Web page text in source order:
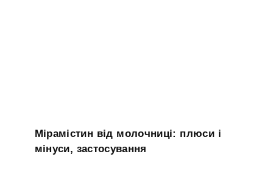
Мірамістин від молочниці: плюси і
мінуси, застосування